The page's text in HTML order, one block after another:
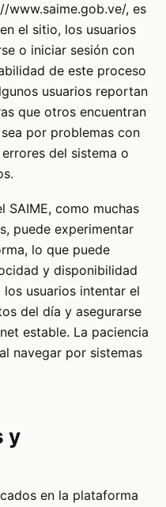
www.saime.gob.ve/, es
el sitio, los usuarios
o iniciar sesión con
de este proceso
usuarios reportan
que otros encuentran
por problemas con
del sistema o
SAIME, como muchas
puede experimentar
lo que puede
y disponibilidad
usuarios intentar el
del día y asegurarse
estable. La paciencia
navegar por sistemas
y
en la plataforma